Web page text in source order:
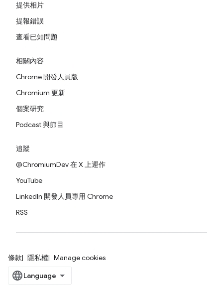
提供相片
提報錯誤
查看已知問題
相關內容
Chrome 開發人員版
Chromium 更新
個案研究
Podcast 與節目
追蹤
@ChromiumDev 在 X 上運作
YouTube
LinkedIn 開發人員專用 Chrome
RSS
條款 隱私權 Manage cookies